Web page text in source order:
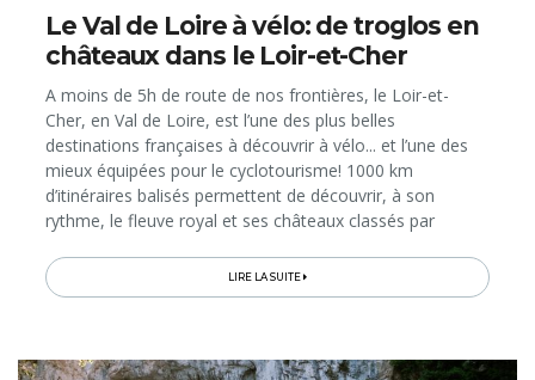
Le Val de Loire à vélo: de troglos en
châteaux dans le Loir-et-Cher
A moins de 5h de route de nos frontières, le Loir-et-
Cher, en Val de Loire, est l’une des plus belles
destinations françaises à découvrir à vélo... et l’une des
mieux équipées pour le cyclotourisme! 1000 km
d’itinéraires balisés permettent de découvrir, à son
rythme, le fleuve royal et ses châteaux classés par
LIRE LA SUITE